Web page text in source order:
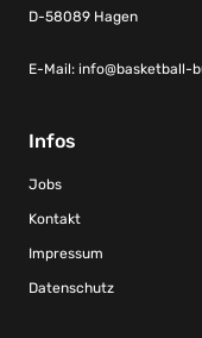
D-58089 Hagen
E-Mail: info@basketball-
Infos
Jobs
Kontakt
Impressum
Datenschutz